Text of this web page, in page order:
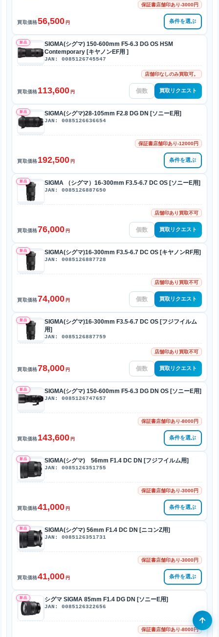
保証書店舗印あり-3000円
買取価格56,500 円 条件を選ぶ
新品
SIGMA(シグマ) 150-600mm F5-6.3 DG OS HSM
Contemporary [キヤノンEF用 ]
JAN: 0085126745547
店舗印なしのみ買取可。
買取価格113,600 円 買取リクエスト
新品 SIGMA(シグマ)28-105mm F2.8 DG DN [ソニーE用]
JAN: 0085126636654
保証書店舗印あり-12000円
買取価格192,500 円 条件を選ぶ
新品 SIGMA （シグマ）16-300mm F3.5-6.7 DC OS [ソニーE用]
JAN: 0085126887650
店舗印あり買取不可
買取価格76,000 円 買取リクエスト
新品 SIGMA(シグマ)16-300mm F3.5-6.7 DC OS [キヤノンRF用]
JAN: 0085126887728
店舗印あり買取不可
買取価格74,000 円 買取リクエスト
新品
SIGMA(シグマ)16-300mm F3.5-6.7 DC OS [フジフイルム
用]
JAN: 0085126887759
店舗印あり買取不可
買取価格78,000 円 買取リクエスト
新品 SIGMA(シグマ) 150-600mm F5-6.3 DG DN OS [ソニーE用]
JAN: 0085126747657
保証書店舗印あり-8000円
買取価格143,600 円 条件を選ぶ
新品 SIGMA(シグマ) 56mm F1.4 DC DN [フジフイルム用]
JAN: 0085126351755
保証書店舗印あり-3000円
買取価格41,000 円 条件を選ぶ
新品 SIGMA(シグマ) 56mm F1.4 DC DN [ニコンZ用]
JAN: 0085126351731
保証書店舗印あり-3000円
買取価格41,000 円 条件を選ぶ
新品 シグマ SIGMA 85mm F1.4 DG DN [ソニーE用]
JAN: 0085126322656
保証書店舗印あり-8000円